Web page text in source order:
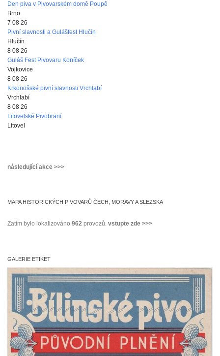
Den piva v Pivovarském domě Poupě
Brno
7 08 26
Pivní slavnosti a Gulášfest Hlučín
Hlučín
8 08 26
Guláš Fest Pivovaru Koníček
Vojkovice
8 08 26
Krkonošské pivní slavnosti Vrchlabí
Vrchlabí
8 08 26
Litovelské Pivobraní
Litovel
následující akce >>>
MAPA HISTORICKÝCH PIVOVARŮ ČECH, MORAVY A SLEZSKA
Zatím bylo lokalizováno 962 provozů. vstupte zde >>>
GALERIE ETIKET